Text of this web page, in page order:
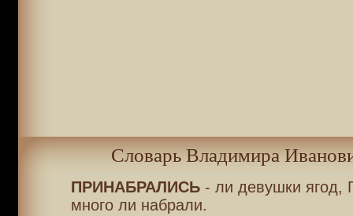
Словарь Владимира
ПРИНАБРАЛИСЬ- ли девушки ягод,
много ли набрали.